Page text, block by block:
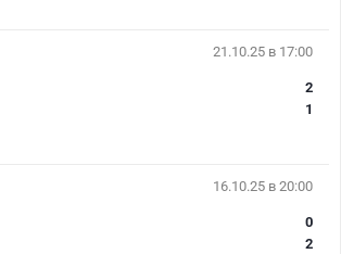
21.10.25 в 17:00
2
1
16.10.25 в 20:00
0
2